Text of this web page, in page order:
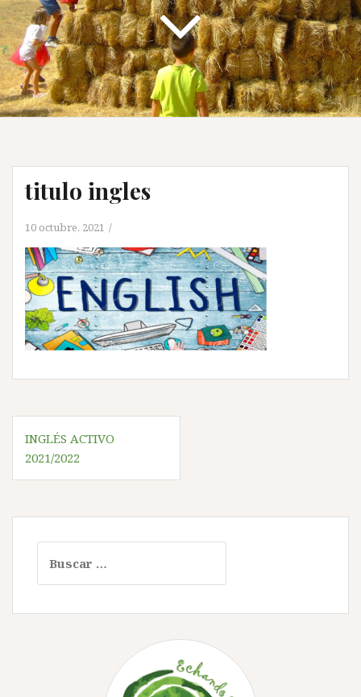
titulo ingles
10 octubre, 2021
Navegación
de
entradas
INGLÉS ACTIVO
2021/2022